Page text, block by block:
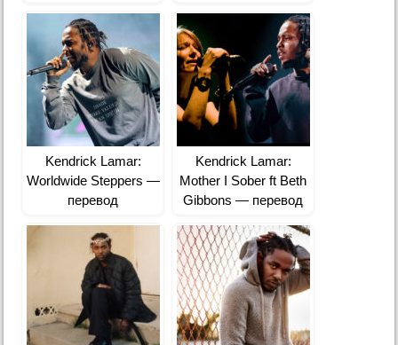
Kendrick Lamar:
Worldwide Steppers —
перевод
Kendrick Lamar:
Mother I Sober ft Beth
Gibbons — перевод